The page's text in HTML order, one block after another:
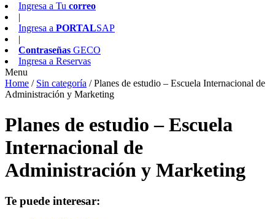
Ingresa a Tu correo
Ingresa a PORTALSAP
Contraseñas GECO
Ingresa a Reservas
Menu
Home / Sin categoría /Planes de estudio – Escuela Internacional de
Administración y Marketing
Planes de estudio – Escuela
Internacional de
Administración y Marketing
Te puede interesar: